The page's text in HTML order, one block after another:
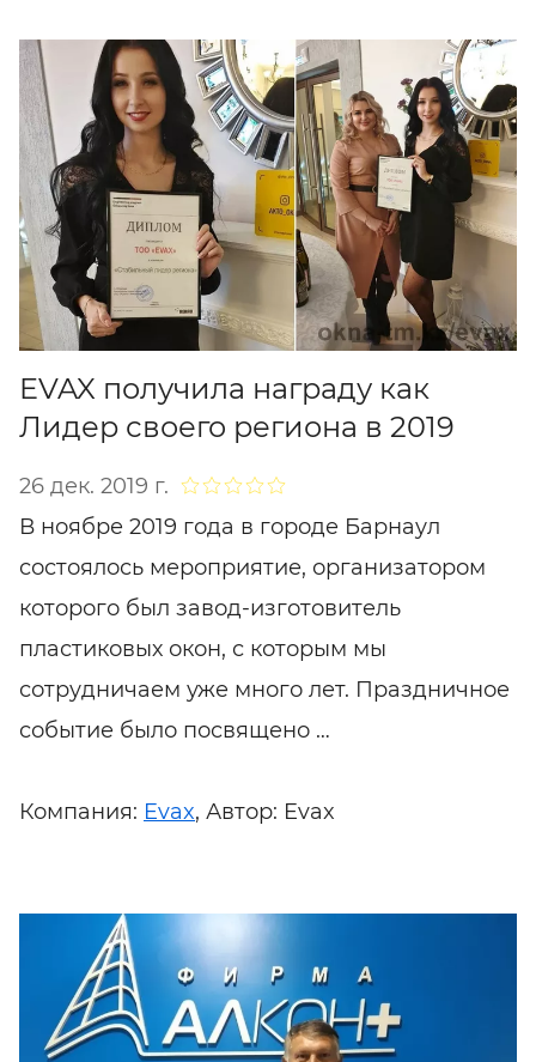
EVAX получила награду как
Лидер своего региона в 2019
26 дек. 2019 г.
В ноябре 2019 года в городе Барнаул
состоялось мероприятие, организатором
которого был завод-изготовитель
пластиковых окон, с которым мы
сотрудничаем уже много лет. Праздничное
событие было посвящено …
Компания: Evax, Автор: Evax